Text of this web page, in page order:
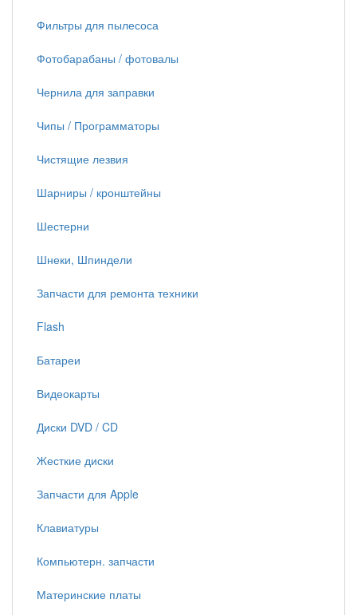
Фильтры для пылесоса
Фотобарабаны / фотовалы
Чернила для заправки
Чипы / Программаторы
Чистящие лезвия
Шарниры / кронштейны
Шестерни
Шнеки, Шпиндели
Запчасти для ремонта техники
Flash
Батареи
Видеокарты
Диски DVD / CD
Жесткие диски
Запчасти для Apple
Клавиатуры
Компьютерн. запчасти
Материнские платы